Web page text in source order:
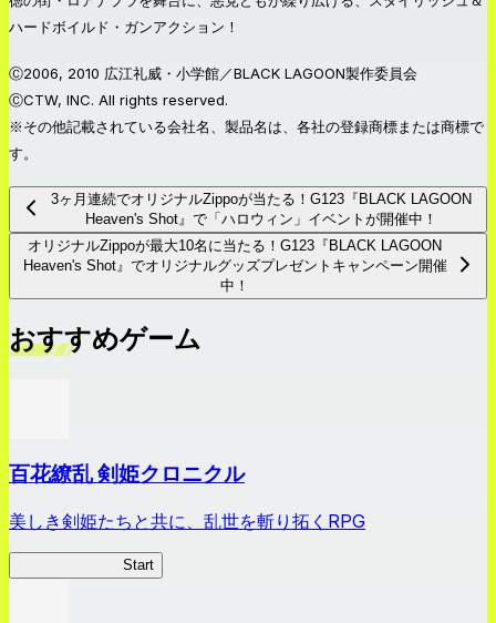
ハードボイルド・ガンアクション！
Ⓒ2006, 2010 広江礼威・小学館／BLACK LAGOON製作委員会
ⒸCTW, INC. All rights reserved.
※その他記載されている会社名、製品名は、各社の登録商標または商標で
す。
3ヶ月連続でオリジナルZippoが当たる！G123『BLACK LAGOON
Heaven's Shot』で「ハロウィン」イベントが開催中！
オリジナルZippoが最大10名に当たる！G123『BLACK LAGOON
Heaven's Shot』でオリジナルグッズプレゼントキャンペーン開催
中！
おすすめゲーム
百花繚乱 剣姫クロニクル
美しき剣姫たちと共に、乱世を斬り拓くRPG
Start